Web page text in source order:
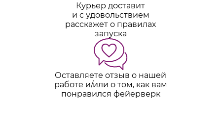
Курьер доставит
и с удовольствием
расскажет о правилах
запуска
Оставляете отзыв о нашей
работе и/или о том, как вам
понравился фейерверк